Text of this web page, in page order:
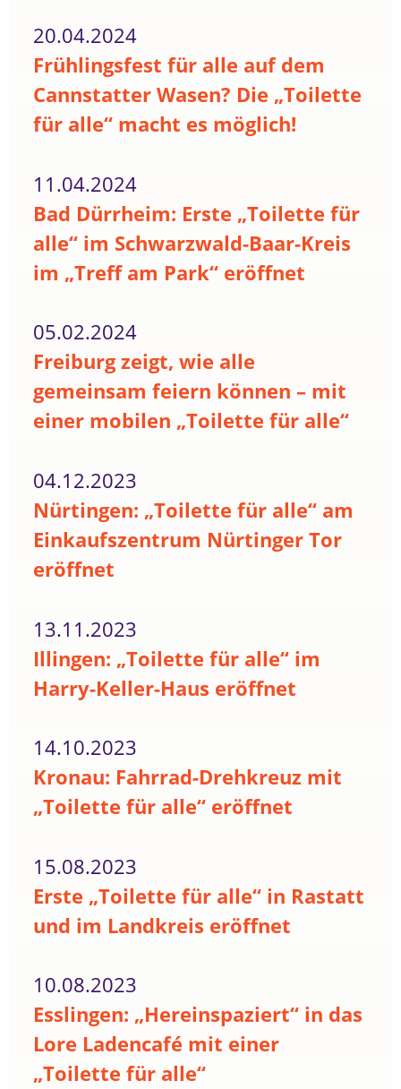
20.04.2024
Frühlingsfest für alle auf dem
Cannstatter Wasen? Die „Toilette
für alle“ macht es möglich!
11.04.2024
Bad Dürrheim: Erste „Toilette für
alle“ im Schwarzwald-Baar-Kreis
im „Treff am Park“ eröffnet
05.02.2024
Freiburg zeigt, wie alle
gemeinsam feiern können – mit
einer mobilen „Toilette für alle“
04.12.2023
Nürtingen: „Toilette für alle“ am
Einkaufszentrum Nürtinger Tor
eröffnet
13.11.2023
Illingen: „Toilette für alle“ im
Harry-Keller-Haus eröffnet
14.10.2023
Kronau: Fahrrad-Drehkreuz mit
„Toilette für alle“ eröffnet
15.08.2023
Erste „Toilette für alle“ in Rastatt
und im Landkreis eröffnet
10.08.2023
Esslingen: „Hereinspaziert“ in das
Lore Ladencafé mit einer
„Toilette für alle“